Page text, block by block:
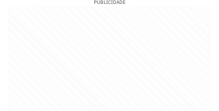
PUBLICIDADE